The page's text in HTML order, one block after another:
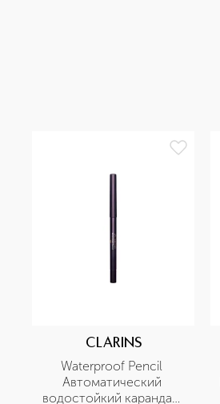
CLARINS
Waterproof Pencil
Автоматический
водостойкий карандаш